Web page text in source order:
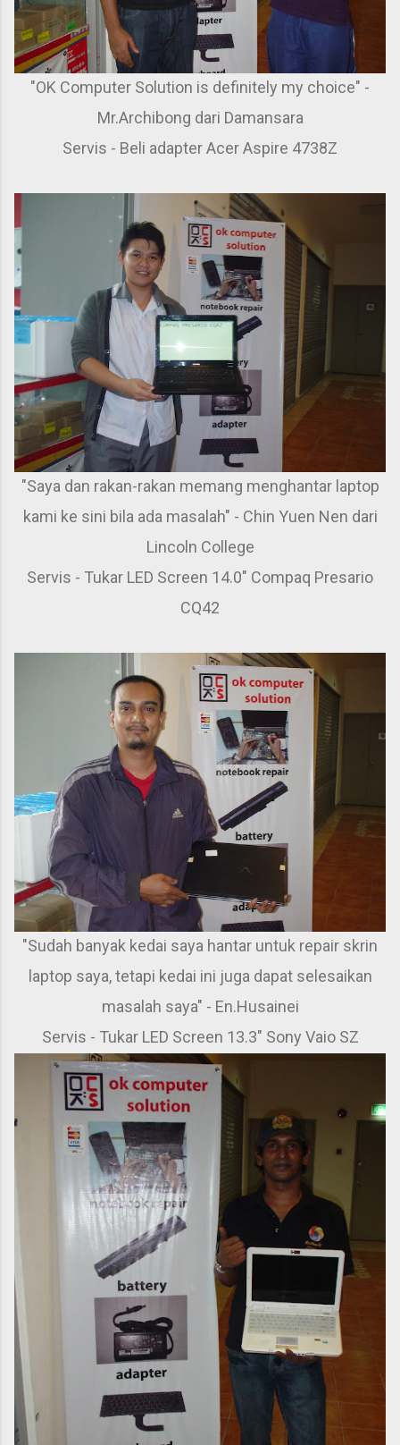
"OK Computer Solution is definitely my choice" -
Mr.Archibong dari Damansara
Servis - Beli adapter Acer Aspire 4738Z
"Saya dan rakan-rakan memang menghantar laptop
kami ke sini bila ada masalah" - Chin Yuen Nen dari
Lincoln College
Servis - Tukar LED Screen 14.0" Compaq Presario
CQ42
"Sudah banyak kedai saya hantar untuk repair skrin
laptop saya, tetapi kedai ini juga dapat selesaikan
masalah saya" - En.Husainei
Servis - Tukar LED Screen 13.3" Sony Vaio SZ